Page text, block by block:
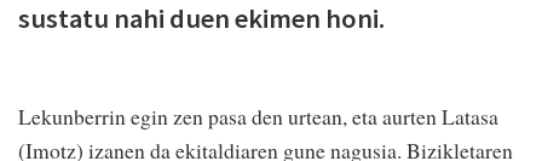
sustatu nahi duen ekimen honi.
Lekunberrin egin zen pasa den urtean, eta aurten Latasa
(Imotz) izanen da ekitaldiaren gune nagusia. Bizikletaren